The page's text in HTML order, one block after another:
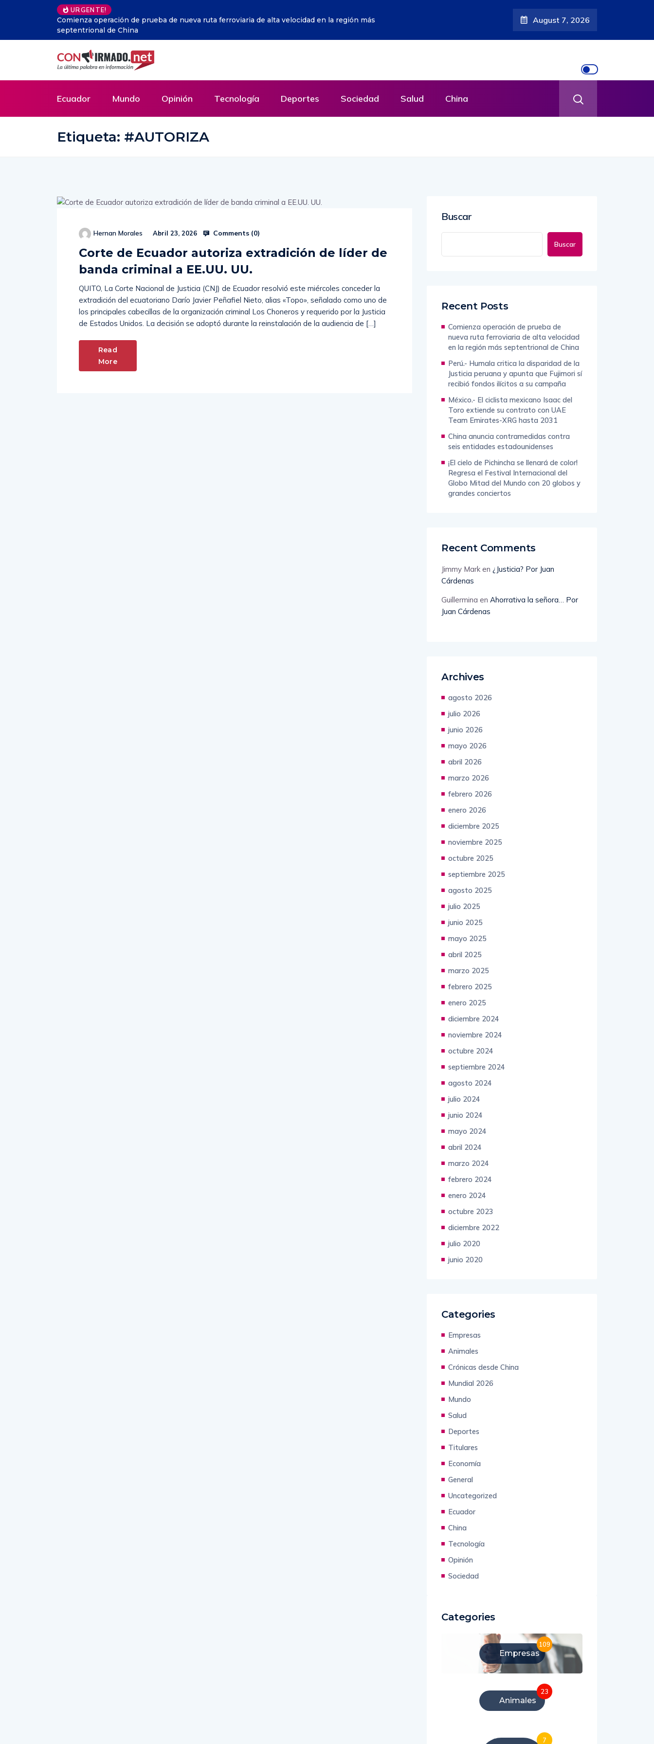
URGENTE!
en la región más
Perú.- Humala critica la disparidad de la Justicia peruana y apunta que Fujimori sí recibió fondos
ilícitos a su campaña
August 7, 2026
Ecuador Mundo Opinión Tecnología Deportes Sociedad Salud China
Etiqueta: #AUTORIZA
Hernan Morales Abril 23, 2026 Comments (0)
Corte de Ecuador autoriza extradición de líder de
banda criminal a EE.UU. UU.
QUITO, La Corte Nacional de Justicia (CNJ) de Ecuador resolvió este miércoles conceder la
extradición del ecuatoriano Darío Javier Peñafiel Nieto, alias «Topo», señalado como uno de
los principales cabecillas de la organización criminal Los Choneros y requerido por la Justicia
de Estados Unidos. La decisión se adoptó durante la reinstalación de la audiencia de […]
Read
More
Buscar
Buscar
Recent Posts
Comienza operación de prueba de
nueva ruta ferroviaria de alta velocidad
en la región más septentrional de China
Perú.- Humala critica la disparidad de la
Justicia peruana y apunta que Fujimori sí
recibió fondos ilícitos a su campaña
México.- El ciclista mexicano Isaac del
Toro extiende su contrato con UAE
Team Emirates-XRG hasta 2031
China anuncia contramedidas contra
seis entidades estadounidenses
¡El cielo de Pichincha se llenará de color!
Regresa el Festival Internacional del
Globo Mitad del Mundo con 20 globos y
grandes conciertos
Recent Comments
Jimmy Mark en ¿Justicia? Por Juan
Cárdenas
Guillermina en Ahorrativa la señora… Por
Juan Cárdenas
Archives
agosto 2026
julio 2026
junio 2026
mayo 2026
abril 2026
marzo 2026
febrero 2026
enero 2026
diciembre 2025
noviembre 2025
octubre 2025
septiembre 2025
agosto 2025
julio 2025
junio 2025
mayo 2025
abril 2025
marzo 2025
febrero 2025
enero 2025
diciembre 2024
noviembre 2024
octubre 2024
septiembre 2024
agosto 2024
julio 2024
junio 2024
mayo 2024
abril 2024
marzo 2024
febrero 2024
enero 2024
octubre 2023
diciembre 2022
julio 2020
junio 2020
Categories
Empresas
Animales
Crónicas desde China
Mundial 2026
Mundo
Salud
Deportes
Titulares
Economía
General
Uncategorized
Ecuador
China
Tecnología
Opinión
Sociedad
Categories
Empresas
109
Animales
23
7